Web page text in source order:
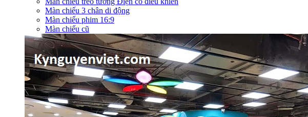
Màn chiếu 3 chân di động
Màn chiếu phim 16:9
Màn chiếu cũ